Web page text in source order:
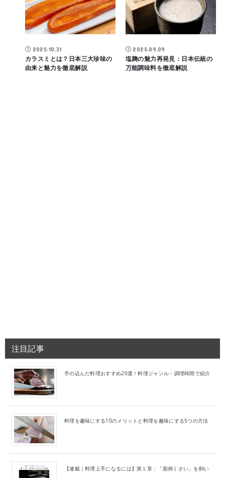
2025.10.31
カラスミとは？日本三大珍味の
由来と魅力を徹底解説
2025.09.09
塩麹の魅力再発見：日本伝統の
万能調味料を徹底解説
注目記事
手の込んだ料理おすすめ20選！料理ジャンル・調理時間で紹介
料理を趣味にする10のメリットと料理を趣味にする5つの方法
【連載｜料理上手になるには】第１章：「面倒くさい」を飼い